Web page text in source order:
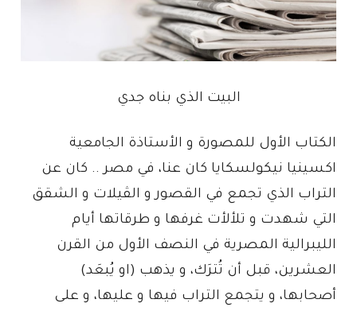
البيت الذي بناه جدي
الكتاب الأول للمصورة و الأستاذة الجامعية
اكسينيا نيكولسكايا كان عنا، في مصر .. كان عن
التراب الذي تجمع في القصور و الڤيلات و الشقق
التي شهدت و تلألأت غرفها و طرقاتها أيام
الليبرالية المصرية في النصف الأول من القرن
العشرين، قبل أن تُترَك، و يذهب (او يُبعَد)
أصحابها، و يتجمع التراب فيها و عليها، و على